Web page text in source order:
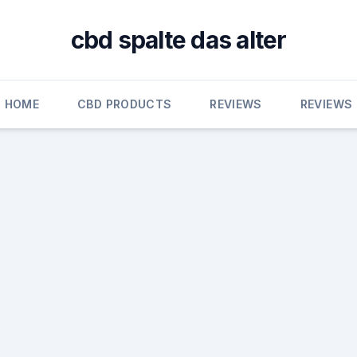
cbd spalte das alter
HOME CBD PRODUCTS REVIEWS REVIEWS